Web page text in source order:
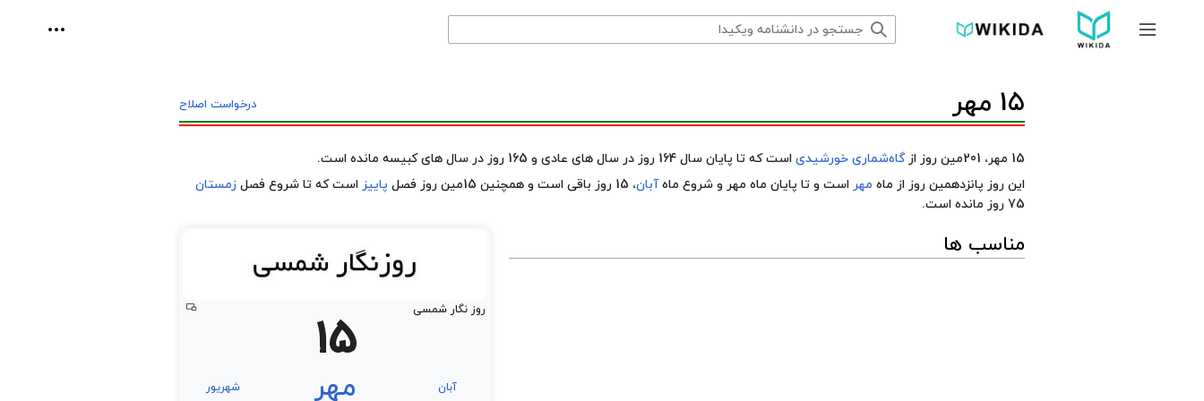
جمع و باز کردن نوار کناری ابزارهای
درخواست اصلاح 15 مهر
15 مهر، 201مین روز از گاه‌شماری خورشیدی است که تا پایان سال 164 روز در سال های عادی و 165 روز در سال های کبیسه مانده است.
این روز پانزدهمین روز از ماه مهر است و تا پایان ماه مهر و شروع ماهآبان، 15 روز باقی است و همچنین 15مین روز فصل پاییز است که تا شروع فصل زمستان
75 روز مانده است.
روز نگار شمسی 15
آبان مهر شهریور
مناسب ها